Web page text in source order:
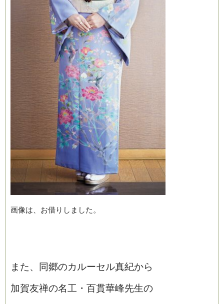
画像は、お借りしました。
また、同郷のカルーセル真紀から
加賀友禅の名工・百貫華峰先生の